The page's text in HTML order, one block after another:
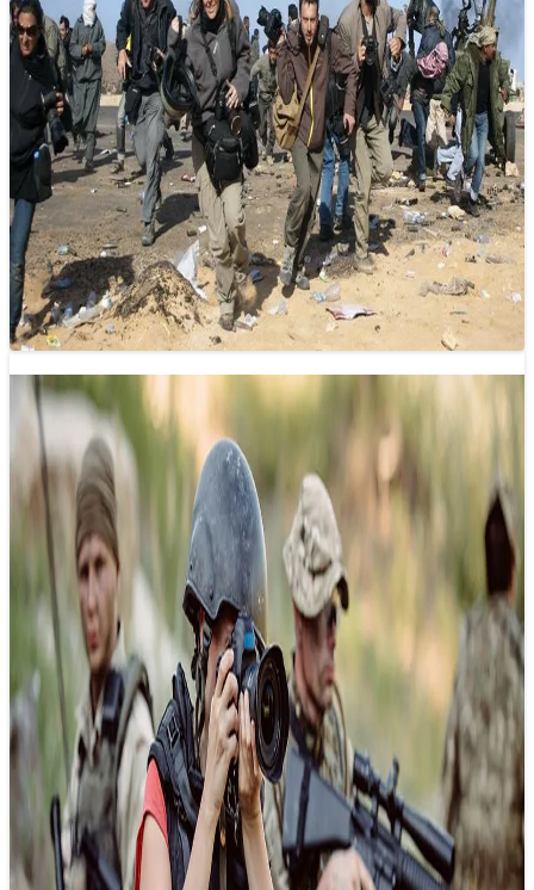
Nghề báo – Hành trình bền bỉ và dấn
thân
15/11/2024 13:30
Nghề báo, một lĩnh vực mà không phải ai cũng có thể hiểu
thấu đáo, không chỉ đơn thuần là ngồi trong phòng…
Nghề báo – “Cuộc phiêu lưu mạo hiểm”
15/11/2024 10:05
Ai cũng biết rằng nghề báo không chỉ đơn thuần là việc
đưa tin, mà đó còn là một “cuộc chiến” không ngừng…